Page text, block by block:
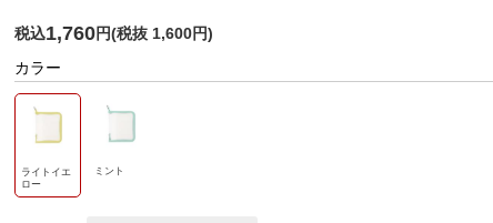
税込1,760円(税抜 1,600円)
カラー
ライトイエ
ロー
ミント